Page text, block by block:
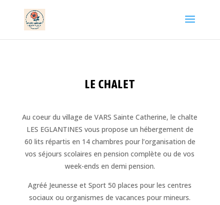
LE CHALET
Au coeur du village de VARS Sainte Catherine, le chalte
LES EGLANTINES vous propose un hébergement de
60 lits répartis en 14 chambres pour l’organisation de
vos séjours scolaires en pension complète ou de vos
week-ends en demi pension.
Agréé Jeunesse et Sport 50 places pour les centres
sociaux ou organismes de vacances pour mineurs.